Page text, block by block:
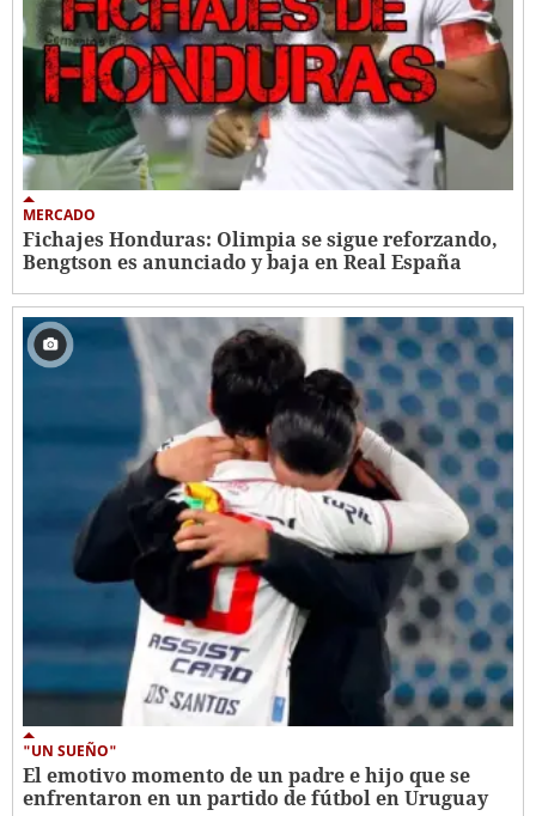
MERCADO
Fichajes Honduras: Olimpia se sigue reforzando,
Bengtson es anunciado y baja en Real España
"UN SUEÑO"
El emotivo momento de un padre e hijo que se
enfrentaron en un partido de fútbol en Uruguay